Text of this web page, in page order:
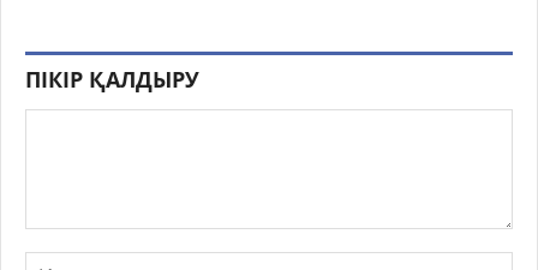
ПІКІР ҚАЛДЫРУ